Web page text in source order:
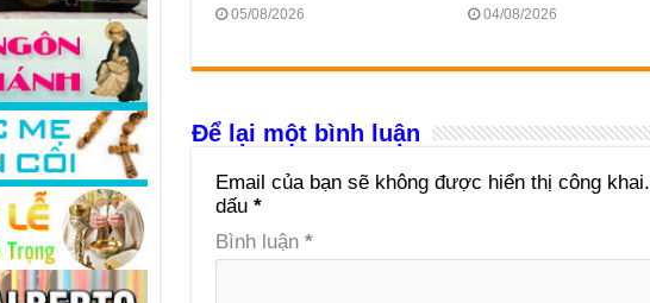
05/08/2026 04/08/2026
Để lại một bình luận
Email của bạn sẽ không được hiển thị công khai.
dấu *
Bình luận *